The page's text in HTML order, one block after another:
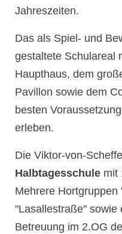
Jahreszeiten.
Das als Spiel- und
gestaltete Schulareal
Haupthaus, dem
Pavillon sowie dem
besten
erleben.
Die Viktor-von-
Halbtagesschule mit
Mehrere
"Lasallestraße" sowie
Betreuung im 2.OG